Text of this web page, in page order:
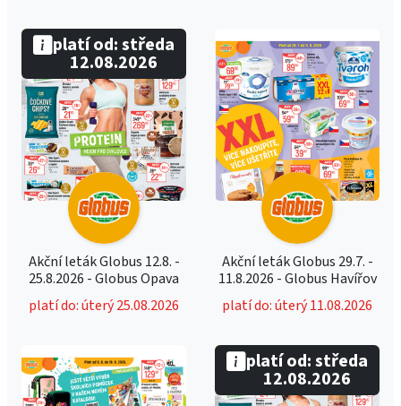
Akční leták Globus 12.8. -
25.8.2026 - Globus Opava
platí do: úterý 25.08.2026
platí od: středa
12.08.2026
Akční leták Globus 29.7. -
11.8.2026 - Globus Havířov
platí do: úterý 11.08.2026
platí od: středa
12.08.2026